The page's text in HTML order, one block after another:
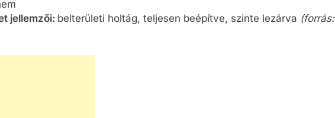
jellemzői: belterületi holtág, teljesen beépítve, szinte lezárva (forrás: